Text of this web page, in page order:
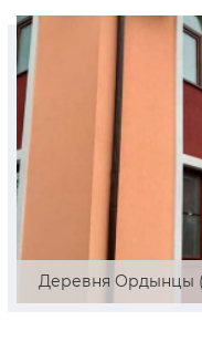
Деревня Ордынцы